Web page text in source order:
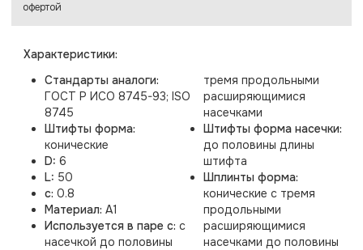
Характеристики:
Стандарты аналоги:
ГОСТ Р ИСО 8745-93; ISO
8745
Штифты форма:
конические
D: 6
L: 50
c: 0.8
Материал: A1
Используется в паре с: с
насечкой до половины
тремя продольными
расширяющимися
насечками
Штифты форма насечки:
до половины длины
штифта
Шплинты форма:
конические с тремя
продольными
расширяющимися
насечками до половины
офертой